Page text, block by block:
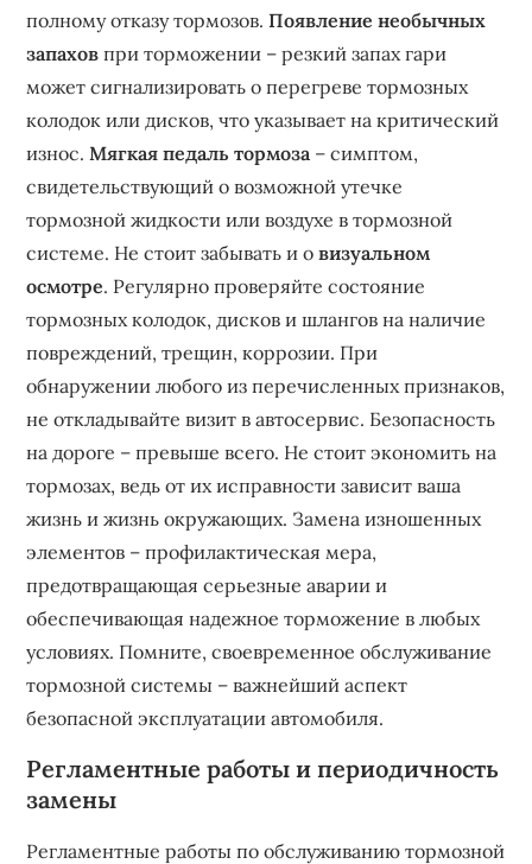
полному отказу тормозов.Появление необычных
запахов при торможении – резкий запах гари
может сигнализировать о перегреве тормозных
колодок или дисков, что указывает на критический
износ.Мягкая педаль тормоза – симптом,
свидетельствующий о возможной утечке
тормозной жидкости или воздухе в тормозной
системе. Не стоит забывать и овизуальном
осмотре. Регулярно проверяйте состояние
тормозных колодок, дисков и шлангов на наличие
повреждений, трещин, коррозии. При
обнаружении любого из перечисленных признаков,
не откладывайте визит в автосервис. Безопасность
на дороге – превыше всего. Не стоит экономить на
тормозах, ведь от их исправности зависит ваша
жизнь и жизнь окружающих. Замена изношенных
элементов – профилактическая мера,
предотвращающая серьезные аварии и
обеспечивающая надежное торможение в любых
условиях. Помните, своевременное обслуживание
тормозной системы – важнейший аспект
безопасной эксплуатации автомобиля.
Регламентные работы и периодичность
замены
Регламентные работы по обслуживанию тормозной